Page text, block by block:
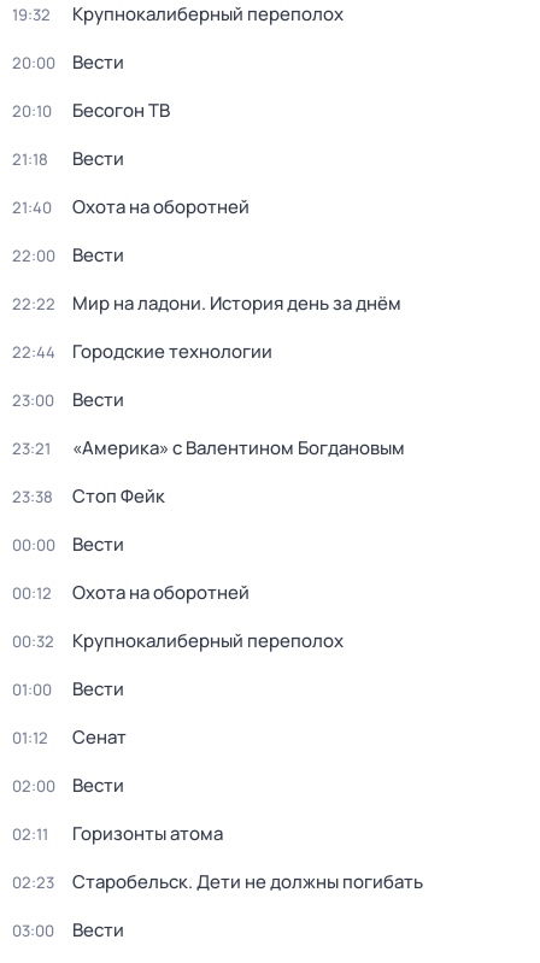
19:32 Крупнокалиберный переполох
20:00 Вести
20:10 Бесогон ТВ
21:18 Вести
21:40 Охота на оборотней
22:00 Вести
22:22 Мир на ладони. История день за днём
22:44 Городские технологии
23:00 Вести
23:21 «Америка» с Валентином Богдановым
23:38 Стоп Фейк
00:00 Вести
00:12 Охота на оборотней
00:32 Крупнокалиберный переполох
01:00 Вести
01:12 Сенат
02:00 Вести
02:11 Горизонты атома
02:23 Старобельск. Дети не должны погибать
03:00 Вести